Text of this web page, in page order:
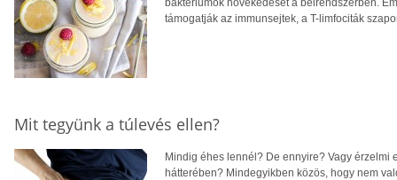
támogatják az immunsejtek, a T-limfociták
Mit tegyünk a túlevés ellen?
Mindig éhes lennél? De ennyire? Vagy érzelmi
hátterében? Mindegyikben közös, hogy nem